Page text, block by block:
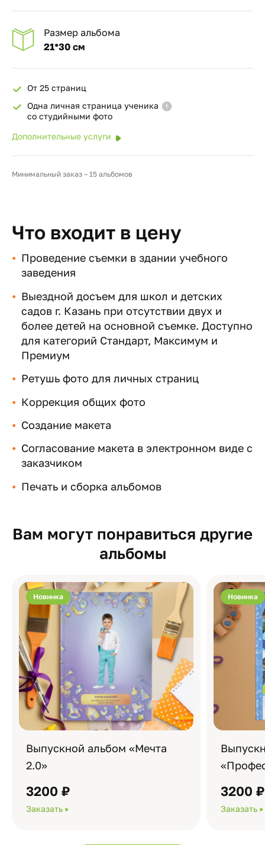
Размер альбома
21*30 см
От 25 страниц
Одна личная страница ученика
со студийными фото
Дополнительные услуги
Минимальный заказ – 15 альбомов
Что входит в цену
Проведение съемки в здании учебного
заведения
Выездной досъем для школ и детских
садов г. Казань при отсутствии двух и
более детей на основной съемке. Доступно
для категорий Стандарт, Максимум и
Премиум
Ретушь фото для личных страниц
Коррекция общих фото
Создание макета
Согласование макета в электронном виде с
заказчиком
Печать и сборка альбомов
Вам могут понравиться другие
альбомы
Новинка
Выпускной альбом «Мечта
2.0»
3200 ₽
Заказать
Новинка
3200 ₽
Заказать